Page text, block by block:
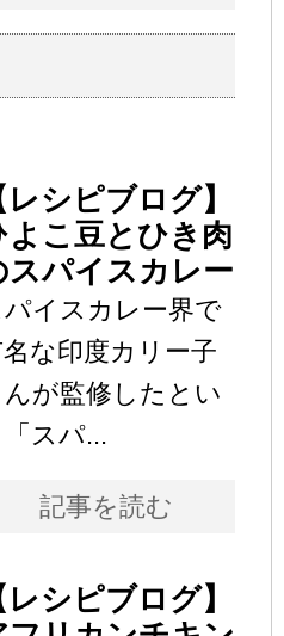
レシピブログ】
よこ豆とひき肉
スパイスカレー
パイスカレー界で
な印度カリー子
んが監修したとい
「スパ...
記事を読む
レシピブログ】